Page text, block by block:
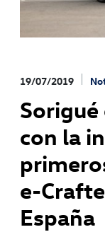
19/07/2019
con la
e-
España